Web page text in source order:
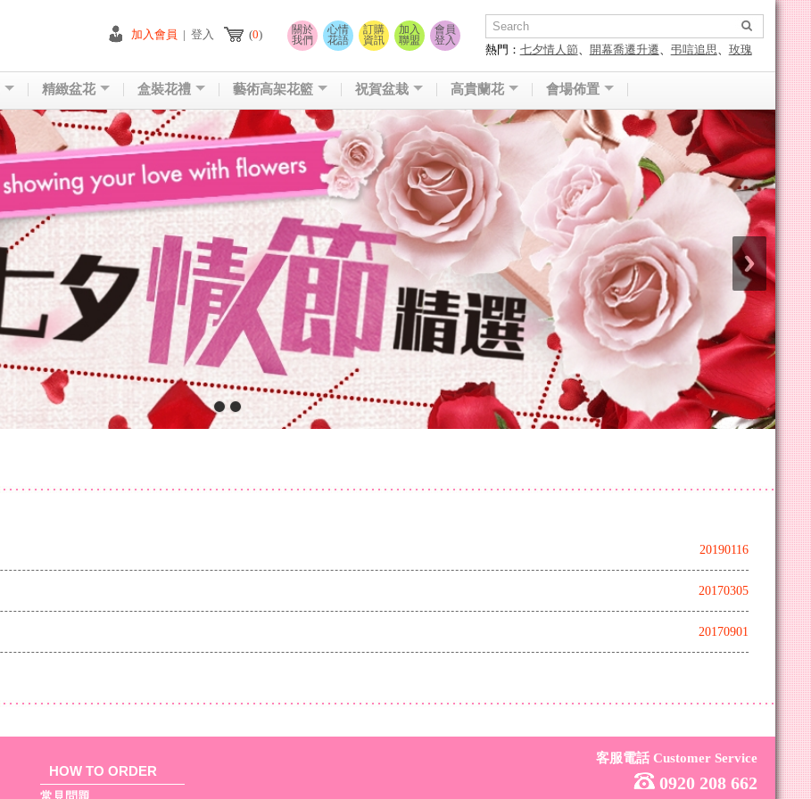
熱門： 七夕情人節、 開幕喬遷升遷、 弔唁追思、 玫瑰
花束
關於
我們
心情
花語
訂購
資訊
加入
聯盟
會員
登入
加入會員 | 登入 (0)
精緻盆花 盒裝花禮 藝術高架花籃 祝賀盆栽 高貴蘭花 會場佈置
20190116
20170305
20170901
HOW TO ORDER
客服電話 Customer Service
0920 208 662